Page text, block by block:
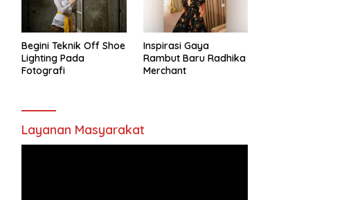
Begini Teknik Off Shoe
Lighting Pada
Fotografi
Inspirasi Gaya
Rambut Baru Radhika
Merchant
Layanan Masyarakat